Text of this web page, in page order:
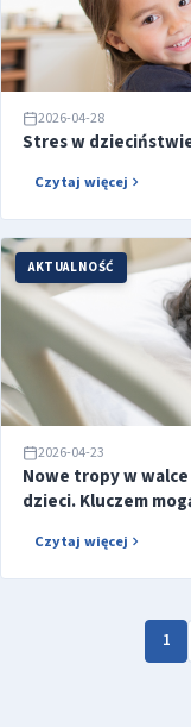
2026-04-28
Stres w
Czytaj więcej
AKTUALNOŚĆ
2026-04-23
Nowe tropy w
dzieci. Kluczem
Czytaj więcej
1